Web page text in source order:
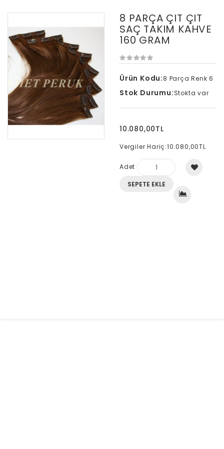
8 PARÇA ÇIT ÇIT
SAÇ TAKIM KAHVE
160 GRAM
Ürün Kodu:8 Parça Renk 6
Stok Durumu:Stokta var
10.080,00TL
Vergiler Hariç:10.080,00TL
Adet
SEPETE EKLE